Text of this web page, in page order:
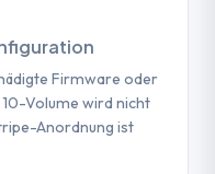
Firmware oder
10-Volume wird nicht
Anordnung ist